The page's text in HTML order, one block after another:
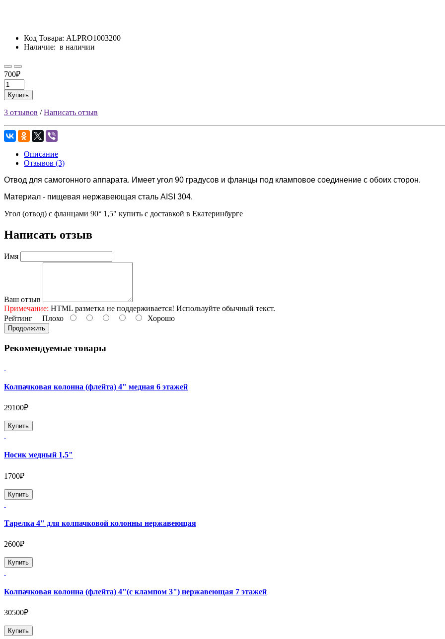
Код Товара: ALPRO1003200
Наличие: в наличии
700₽
Купить
3 отзывов /Написать отзыв
Описание
Отзывов (3)
Отвод для самогонного аппарата. Имеет угол 90 градусов и фланцы под кламповое соединение с обоих сторон.
Материал - пищевая нержавеющая сталь AISI 304.
Угол (отвод) с фланцами 90° 1,5" купить с доставкой в Екатеринбурге
Написать отзыв
Имя
Ваш отзыв
Примечание: HTML разметка не поддерживается! Используйте обычный текст.
Рейтинг Плохо Хорошо
Продолжить
Рекомендуемые товары
Колпачковая колонна (флейта) 4" медная 6 этажей
29100₽
Купить
Носик медный 1,5"
1700₽
Купить
Тарелка 4" для колпачковой колонны нержавеющая
2600₽
Купить
Колпачковая колонна (флейта) 4"(с клампом 3") нержавеющая 7 этажей
30500₽
Купить